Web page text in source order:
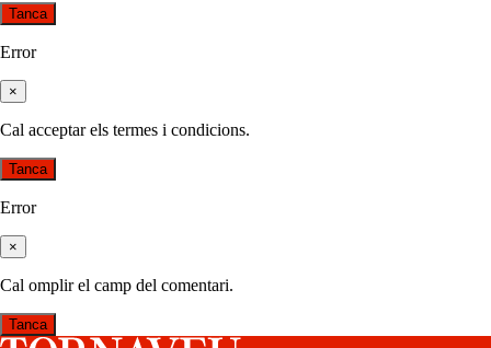
Tanca
Error
×
Cal acceptar els termes i condicions.
Tanca
Error
×
Cal omplir el camp del comentari.
Tanca